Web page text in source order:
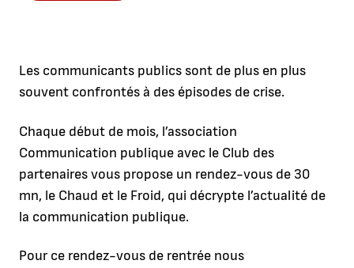
Les communicants publics sont de plus en plus
souvent confrontés à des épisodes de crise.
Chaque début de mois, l’association
Communication publique avec le Club des
partenaires vous propose un rendez-vous de 30
mn, le Chaud et le Froid, qui décrypte l’actualité de
la communication publique.
Pour ce rendez-vous de rentrée nous